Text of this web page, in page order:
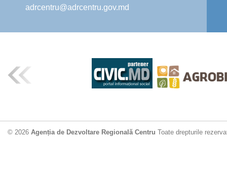
adrcentru@adrcentru.gov.md
© 2026 Agenția de Dezvoltare Regională Centru Toate drepturile